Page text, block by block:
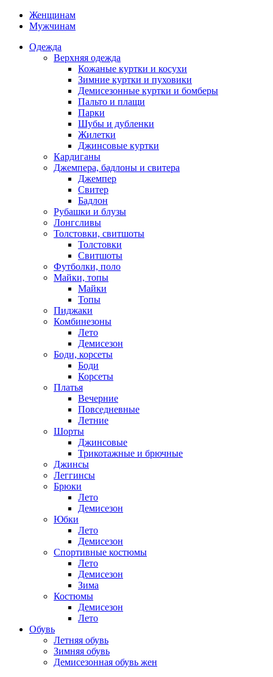
Женщинам
Мужчинам
Одежда
Верхняя одежда
Кожаные куртки и косухи
Зимние куртки и пуховики
Демисезонные куртки и бомберы
Пальто и плащи
Парки
Шубы и дубленки
Жилетки
Джинсовые куртки
Кардиганы
Джемпера, бадлоны и свитера
Джемпер
Свитер
Бадлон
Рубашки и блузы
Лонгсливы
Толстовки, свитшоты
Толстовки
Свитшоты
Футболки, поло
Майки, топы
Майки
Топы
Пиджаки
Комбинезоны
Лето
Демисезон
Боди, корсеты
Боди
Корсеты
Платья
Вечерние
Повседневные
Летние
Шорты
Джинсовые
Трикотажные и брючные
Джинсы
Леггинсы
Брюки
Лето
Демисезон
Юбки
Лето
Демисезон
Спортивные костюмы
Лето
Демисезон
Зима
Костюмы
Демисезон
Лето
Обувь
Летняя обувь
Зимняя обувь
Демисезонная обувь жен